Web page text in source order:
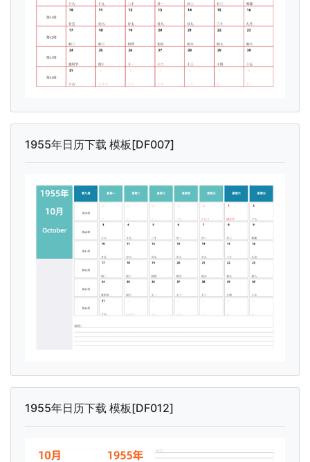
1955年日历下载 模板[DF007]
1955年日历下载 模板[DF012]